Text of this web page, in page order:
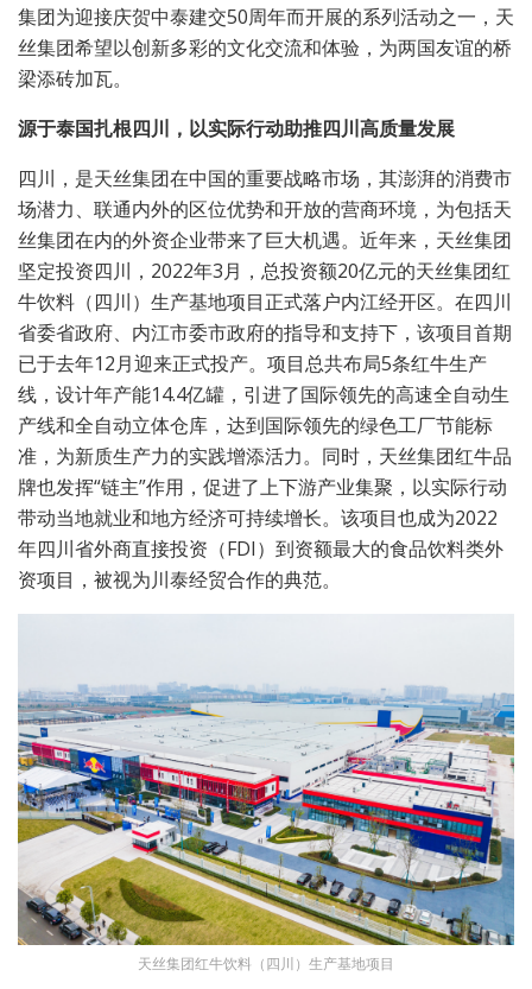
集团为迎接庆贺中泰建交50周年而开展的系列活动之一，天
丝集团希望以创新多彩的文化交流和体验，为两国友谊的桥
梁添砖加瓦。
源于泰国扎根四川，以实际行动助推四川高质量发展
四川，是天丝集团在中国的重要战略市场，其澎湃的消费市
场潜力、联通内外的区位优势和开放的营商环境，为包括天
丝集团在内的外资企业带来了巨大机遇。近年来，天丝集团
坚定投资四川，2022年3月，总投资额20亿元的天丝集团红
牛饮料（四川）生产基地项目正式落户内江经开区。在四川
省委省政府、内江市委市政府的指导和支持下，该项目首期
已于去年12月迎来正式投产。项目总共布局5条红牛生产
线，设计年产能14.4亿罐，引进了国际领先的高速全自动生
产线和全自动立体仓库，达到国际领先的绿色工厂节能标
准，为新质生产力的实践增添活力。同时，天丝集团红牛品
牌也发挥“链主”作用，促进了上下游产业集聚，以实际行动
带动当地就业和地方经济可持续增长。该项目也成为2022
年四川省外商直接投资（FDI）到资额最大的食品饮料类外
资项目，被视为川泰经贸合作的典范。
天丝集团红牛饮料（四川）生产基地项目